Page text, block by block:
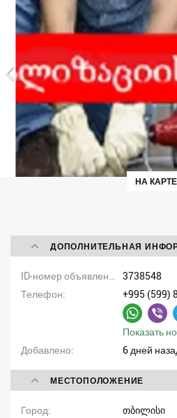
НА КАРТЕ
ДОПОЛНИТЕЛЬНАЯ
3738548
Телефон
+995 (599)
Показать
Добавлено
6 дней
МЕСТОПОЛОЖЕНИЕ
Город თბილისი